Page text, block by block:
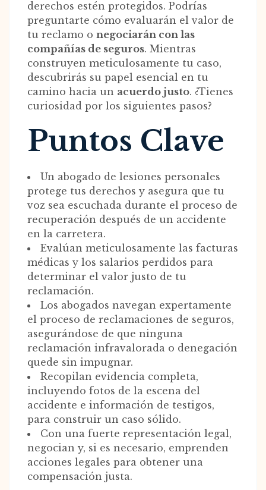
derechos estén protegidos. Podrías
preguntarte cómo evaluarán el valor de
tu reclamo o negociarán con las
compañías de seguros. Mientras
construyen meticulosamente tu caso,
descubrirás su papel esencial en tu
camino hacia un acuerdo justo. ¿Tienes
curiosidad por los siguientes pasos?
Puntos Clave
Un abogado de lesiones personales
protege tus derechos y asegura que tu
voz sea escuchada durante el proceso de
recuperación después de un accidente
en la carretera.
Evalúan meticulosamente las facturas
médicas y los salarios perdidos para
determinar el valor justo de tu
reclamación.
Los abogados navegan expertamente
el proceso de reclamaciones de seguros,
asegurándose de que ninguna
reclamación infravalorada o denegación
quede sin impugnar.
Recopilan evidencia completa,
incluyendo fotos de la escena del
accidente e información de testigos,
para construir un caso sólido.
Con una fuerte representación legal,
negocian y, si es necesario, emprenden
acciones legales para obtener una
compensación justa.